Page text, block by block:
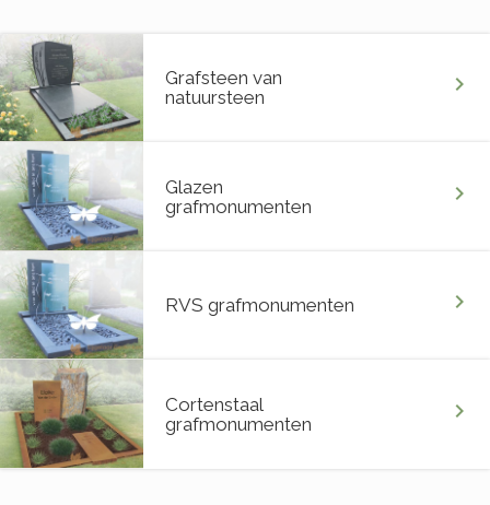
Grafsteen van
natuursteen
chevron_right
Glazen
grafmonumenten
chevron_right
RVS grafmonumenten chevron_right
Cortenstaal
grafmonumenten
chevron_right